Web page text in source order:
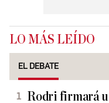
LO MÁS LEÍDO
EL DEBATE
Rodri firmará